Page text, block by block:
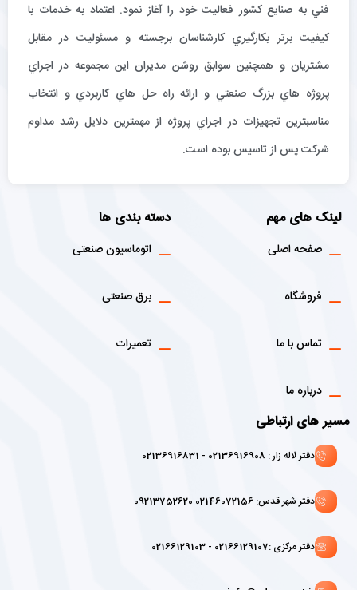
فني به صنايع كشور فعاليت خود را آغاز نمود. اعتماد به خدمات با
كيفيت برتر بكارگيري كارشناسان برجسته و مسئوليت در مقابل
مشتريان و همچنين سوابق روشن مديران اين مجموعه در اجراي
پروژه هاي بزرگ صنعتي و ارائه راه حل هاي كاربردي و انتخاب
مناسبترين تجهيزات در اجراي پروژه از مهمترين دلايل رشد مداوم
شركت پس از تاسيس بوده است.
لینک های مهم
صفحه اصلی
فروشگاه
تماس با ما
درباره ما
دسته بندی ها
اتوماسیون صنعتی
برق صنعتی
تعمیرات
مسیر های ارتباطی
دفتر لاله زار : 02136916908 - 02136916831
دفتر شهر قدس: 02146072156 09213752620
دفتر مرکزی :02166129107 - 02166129103